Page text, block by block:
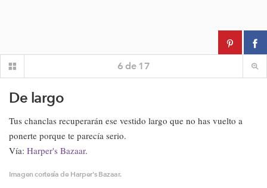
6 de 17
De largo
Tus chanclas recuperarán ese vestido largo que no has vuelto a
ponerte porque te parecía serio.
Vía: Harper's Bazaar.
Imagen cortesía de Harper's Bazaar.